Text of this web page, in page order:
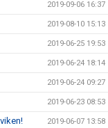
2019-09-06 16:37
2019-08-10 15:13
2019-06-25 19:53
2019-06-24 18:14
2019-06-24 09:27
2019-06-23 08:53
2019-06-07 13:58